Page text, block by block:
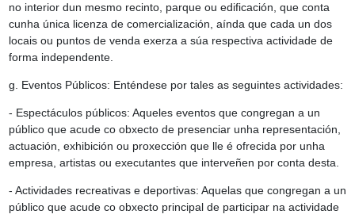
no interior dun mesmo recinto, parque ou edificación, que conta
cunha única licenza de comercialización, aínda que cada un dos
locais ou puntos de venda exerza a súa respectiva actividade de
forma independente.
g. Eventos Públicos: Enténdese por tales as seguintes actividades:
- Espectáculos públicos: Aqueles eventos que congregan a un
público que acude co obxecto de presenciar unha representación,
actuación, exhibición ou proxección que lle é ofrecida por unha
empresa, artistas ou executantes que interveñen por conta desta.
- Actividades recreativas e deportivas: Aquelas que congregan a un
público que acude co obxecto principal de participar na actividade